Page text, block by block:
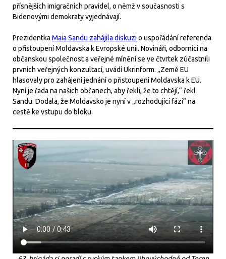
přísnějších imigračních pravidel, o němž v současnosti s
Bidenovými demokraty vyjednávají.
Prezidentka Maia Sandu zahájila diskuzio uspořádání referenda
o přistoupení Moldavska k Evropské unii. Novináři, odborníci na
občanskou společnost a veřejné mínění se ve čtvrtek zúčastnili
prvních veřejných konzultací, uvádí Ukrinform. „Země EU
hlasovaly pro zahájení jednání o přistoupení Moldavska k EU.
Nyní je řada na našich občanech, aby řekli, že to chtějí,“ řekl
Sandu. Dodala, že Moldavsko je nyní v „rozhodující fázi“ na
cestě ke vstupu do bloku.